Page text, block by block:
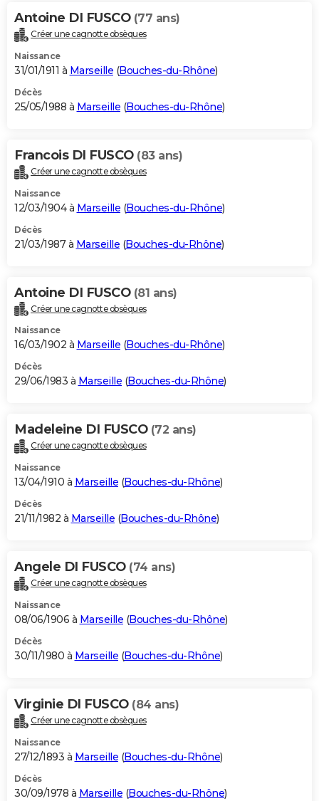
Antoine DI FUSCO (77 ans)
Créer une cagnotte obsèques
Naissance
31/01/1911 à Marseille (Bouches-du-Rhône)
Décès
25/05/1988 à Marseille (Bouches-du-Rhône)
Francois DI FUSCO (83 ans)
Créer une cagnotte obsèques
Naissance
12/03/1904 à Marseille (Bouches-du-Rhône)
Décès
21/03/1987 à Marseille (Bouches-du-Rhône)
Antoine DI FUSCO (81 ans)
Créer une cagnotte obsèques
Naissance
16/03/1902 à Marseille (Bouches-du-Rhône)
Décès
29/06/1983 à Marseille (Bouches-du-Rhône)
Madeleine DI FUSCO (72 ans)
Créer une cagnotte obsèques
Naissance
13/04/1910 à Marseille (Bouches-du-Rhône)
Décès
21/11/1982 à Marseille (Bouches-du-Rhône)
Angele DI FUSCO (74 ans)
Créer une cagnotte obsèques
Naissance
08/06/1906 à Marseille (Bouches-du-Rhône)
Décès
30/11/1980 à Marseille (Bouches-du-Rhône)
Virginie DI FUSCO (84 ans)
Créer une cagnotte obsèques
Naissance
27/12/1893 à Marseille (Bouches-du-Rhône)
Décès
30/09/1978 à Marseille (Bouches-du-Rhône)